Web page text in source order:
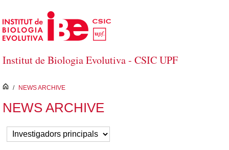
Skip to Main Content
Institut de Biologia Evolutiva - CSIC UPF
inici
/ NEWS ARCHIVE
NEWS ARCHIVE